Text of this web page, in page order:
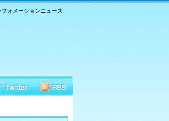
ォメーションニュース